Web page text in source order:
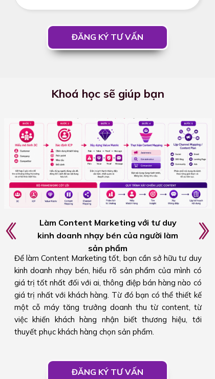
ĐĂNG KÝ TƯ VẤN
Khoá học sẽ giúp bạn
Bạn sẽ biết cách kết hợp cả Authority Content (xây
dựng uy tín) và Conversion Content (thúc đẩy hành
động) trong cùng một hệ thống Content Marketing.
Thay vì chỉ tập trung vào một loại nội dung, bạn hiểu
cách triển khai đúng content, đúng kênh và đúng giai
đoạn trong hành trình khách hàng để tối ưu hiệu quả
chuyển đổi.
Triển khai hệ thống Content đa kênh theo
hành trình khách hàng
ĐĂNG KÝ TƯ VẤN